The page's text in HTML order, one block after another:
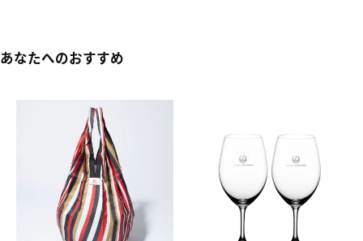
あなたへのおすすめ